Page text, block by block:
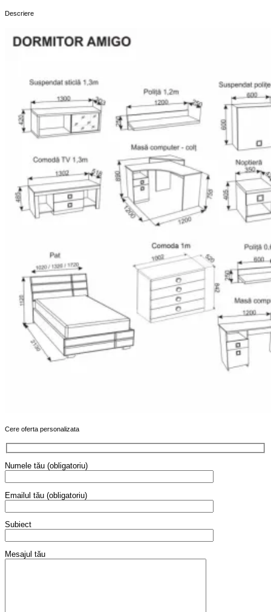
Descriere
Cere oferta personalizata
Numele tău (obligatoriu)
Emailul tău (obligatoriu)
Subiect
Mesajul tău